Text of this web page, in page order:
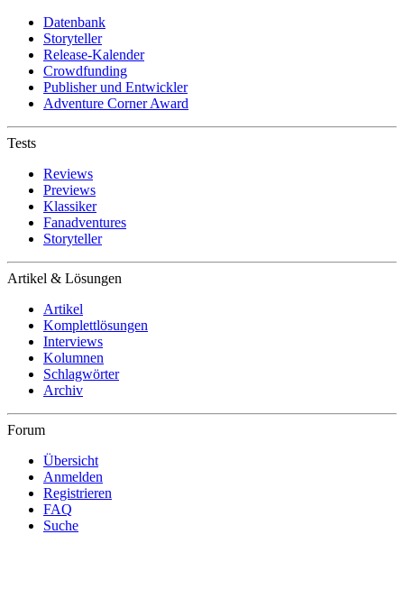
Datenbank
Storyteller
Release-Kalender
Crowdfunding
Publisher und Entwickler
Adventure Corner Award
Tests
Reviews
Previews
Klassiker
Fanadventures
Storyteller
Artikel & Lösungen
Artikel
Komplettlösungen
Interviews
Kolumnen
Schlagwörter
Archiv
Forum
Übersicht
Anmelden
Registrieren
FAQ
Suche